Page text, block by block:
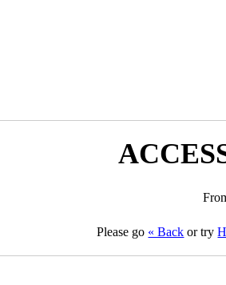
Please go « Back or try